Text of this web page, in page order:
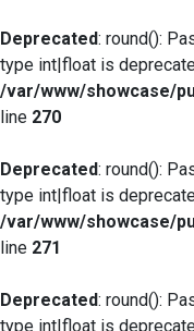
Deprecated: round():
type int|float is
/var/www/showcase/
line 270
Deprecated: round():
type int|float is
/var/www/showcase/
line 271
Deprecated: round():
type int|float is